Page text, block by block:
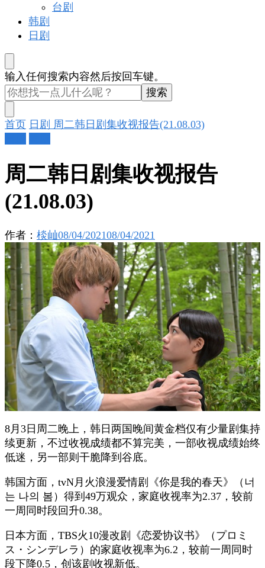
台剧
韩剧
日剧
找
什
么
东
西
吗?
输入任何搜索内容然后按回车键。
首页 日剧 周二韩日剧集收视报告(21.08.03)
周二韩日剧集收视报告
(21.08.03)
作者： 棪屾08/04/202108/04/2021
8月3日周二晚上，韩日两国晚间黄金档仅有少量剧集持
续更新，不过收视成绩都不算完美，一部收视成绩始终
低迷，另一部则干脆降到谷底。
韩国方面，tvN月火浪漫爱情剧《你是我的春天》（너
는 나의 봄）得到49万观众，家庭收视率为2.37，较前
一周同时段回升0.38。
日本方面，TBS火10漫改剧《恋爱协议书》（プロミ
ス・シンデレラ）的家庭收视率为6.2，较前一周同时
段下降0.5，创该剧收视新低。